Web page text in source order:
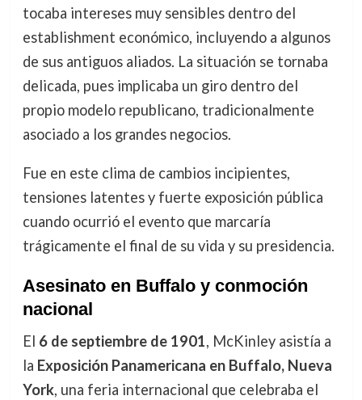
tocaba intereses muy sensibles dentro del
establishment económico, incluyendo a algunos
de sus antiguos aliados. La situación se tornaba
delicada, pues implicaba un giro dentro del
propio modelo republicano, tradicionalmente
asociado a los grandes negocios.
Fue en este clima de cambios incipientes,
tensiones latentes y fuerte exposición pública
cuando ocurrió el evento que marcaría
trágicamente el final de su vida y su presidencia.
Asesinato en Buffalo y conmoción
nacional
El 6 de septiembre de 1901, McKinley asistía a
la Exposición Panamericana en Buffalo, Nueva
York, una feria internacional que celebraba el